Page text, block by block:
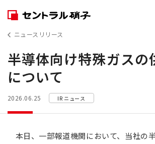
ニュースリリース
半導体向け特殊ガスの
について
2026.06.25 IR ニュース
本日、一部報道機関において、当社の